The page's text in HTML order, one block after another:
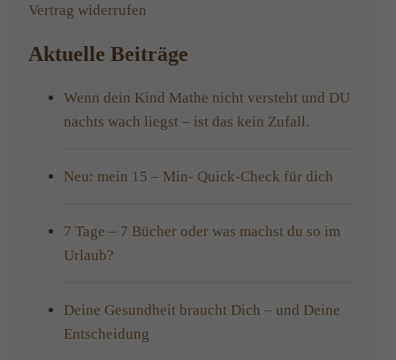
Vertrag widerrufen
Aktuelle Beiträge
Wenn dein Kind Mathe nicht versteht und DU
nachts wach liegst – ist das kein Zufall.
Neu: mein 15 – Min- Quick-Check für dich
7 Tage – 7 Bücher oder was machst du so im
Urlaub?
Deine Gesundheit braucht Dich – und Deine
Entscheidung